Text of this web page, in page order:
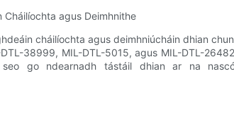
agus Deimhnithe
cháilíochta agus deimhniúcháin dhian
38999, MIL-DTL-5015, agus MIL-DTL-
go ndearnadh tástáil dhian ar na